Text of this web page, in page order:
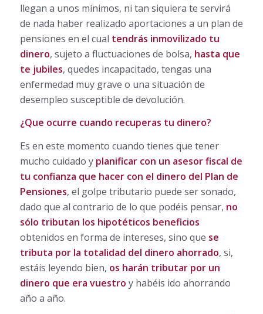
llegan a unos mínimos, ni tan siquiera te servirá
de nada haber realizado aportaciones a un plan de
pensiones en el cual tendrás inmovilizado tu
dinero, sujeto a fluctuaciones de bolsa, hasta que
te jubiles, quedes incapacitado, tengas una
enfermedad muy grave o una situación de
desempleo susceptible de devolución.
¿Que ocurre cuando recuperas tu dinero?
Es en este momento cuando tienes que tener
mucho cuidado y planificar con un asesor fiscal de
tu confianza que hacer con el dinero del Plan de
Pensiones, el golpe tributario puede ser sonado,
dado que al contrario de lo que podéis pensar, no
sólo tributan los hipotéticos beneficios
obtenidos en forma de intereses, sino que se
tributa por la totalidad del dinero ahorrado, si,
estáis leyendo bien, os harán tributar por un
dinero que era vuestro y habéis ido ahorrando
año a año.